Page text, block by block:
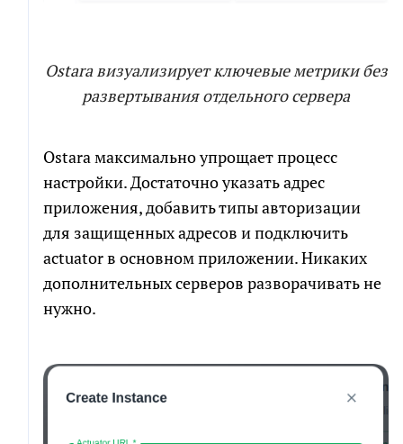
Ostara визуализирует ключевые метрики без
развертывания отдельного сервера
Ostara максимально упрощает процесс
настройки. Достаточно указать адрес
приложения, добавить типы авторизации
для защищенных адресов и подключить
actuator в основном приложении. Никаких
дополнительных серверов разворачивать не
нужно.